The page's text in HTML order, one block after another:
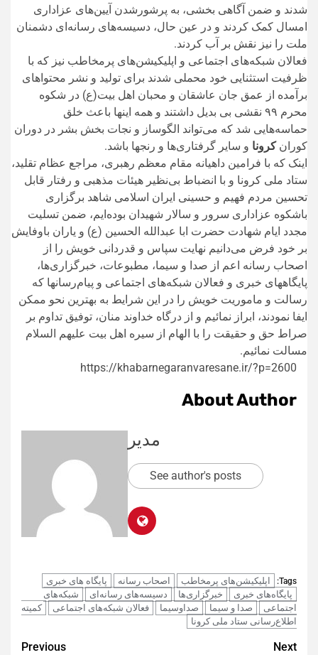
شدند و ضمن آگاهی بخشی، به پرشورشدن آیین‌های عزاداری
امسال کمک کردند و در عین حال، دسیسه‌های رسانه‌ای دشمنان
ملت را نیز نقش بر آب کردند.
فعالان شبکه‌های اجتماعی و اپلیکیشن‌های پرمخاطب نیز که با
ظرفیت استثنایی خود محملی شدند برای تولید و نشر محتواهای
برآمده از عمق جان عاشقان و محبان اهل بیت(ع) در شکوه
محرم ۹۹ نقشی بی بدیل داشتند و همه‌ اینها باعث خلق
حماسه‌هایی شد که می‌تواند الگوساز و نجات بخش بشر در دوران
کورانکرونا و سایر گرفتاری‌ها و رنجها باشد.
اینک که با فرامین داهیانه مقام معظم رهبری، مراجع عظام تقلید،
ستاد ملی کرونا و با انضباط بی‌نظیر هیئات مذهبی و رفتار قابل
تحسین مردم فهیم و حسینی ایران اسلامی شاهد برگزاری
باشکوه عزاداری سرور و سالار شهیدان بوده‌ایم، ضمن تسلیت
مجدد ایام شهادت حضرت ابا عبدالله الحسین (ع) و یاران باوفایش
بر خود فرض می‌دانیم نهایت سپاس و قدردانی خویش را از
اصحاب رسانه اعم از صدا و سیما، مطبوعات، خبرگزاری‌ها،
پایگاههای خبری و فعالان شبکه‌های اجتماعی و پیام‌رسانها که
رسالت و ماموریت خویش را در این شرایط به بهترین نحو ممکن
ایفا نمودند، ابراز نمائیم و از درگاه خداوند منان، توفیق تداوم بر
صراط حق و حقیقت را با الهام از سیره اهل بیت علیهم السلام
مسالت نمائیم.
https://khabarnegaranvaresane.ir/?p=2600
About Author
مدیر
See author's posts
Tags: اپلیکیشن‌های پرمخاطب اصحاب رسانه
پایگاه های خبری
پایگاه‌های خبری
خبرگزاری‌ها دسیسه‌های رسانه‌ای
شبکه‌های
اجتماعی
صدا و سیما صداوسیما فعالان شبکه‌های اجتماعی
کمیته
اطلاع‌رسانی ستاد ملی کرونا
Post
Previous Next